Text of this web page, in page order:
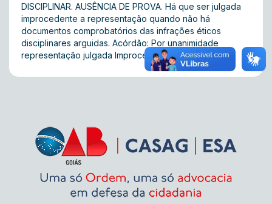
DISCIPLINAR. AUSÊNCIA DE PROVA. Há que ser julgada
improcedente a representação quando não há
documentos comprobatórios das infrações éticos
disciplinares arguidas. Acórdão: Por unanimidade
representação julgada Improcedente.